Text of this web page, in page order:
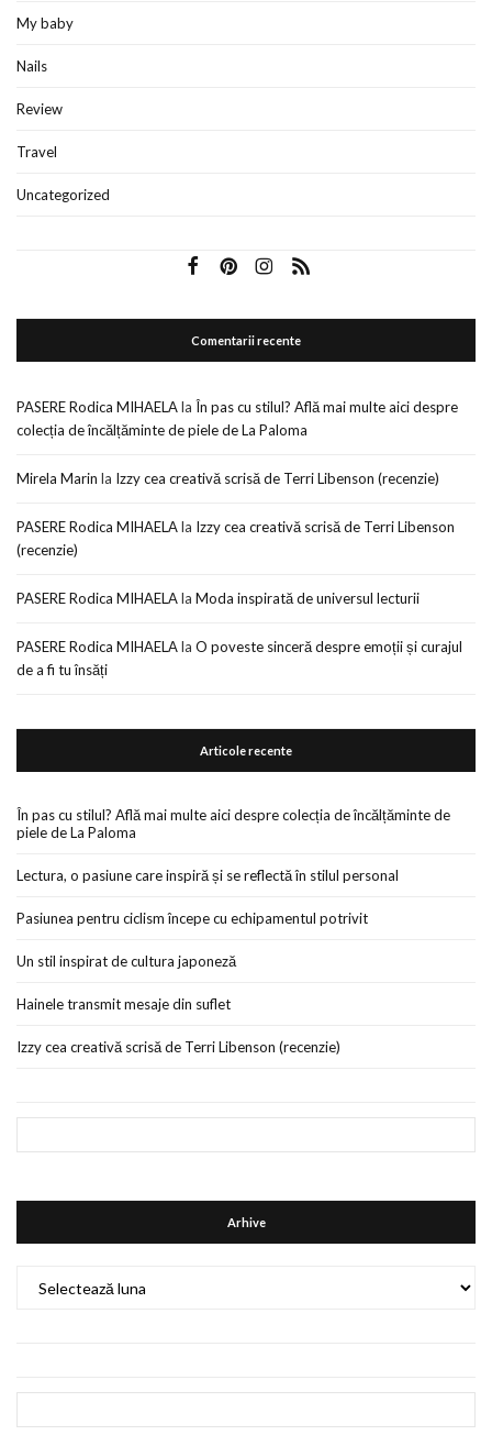
My baby
Nails
Review
Travel
Uncategorized
Comentarii recente
PASERE Rodica MIHAELAla În pas cu stilul? Află mai multe aici despre
colecția de încălțăminte de piele de La Paloma
Mirela Marin la Izzy cea creativă scrisă de Terri Libenson (recenzie)
PASERE Rodica MIHAELAla Izzy cea creativă scrisă de Terri Libenson
(recenzie)
PASERE Rodica MIHAELAla Moda inspirată de universul lecturii
PASERE Rodica MIHAELAla O poveste sinceră despre emoții și curajul
de a fi tu însăți
Articole recente
În pas cu stilul? Află mai multe aici despre colecția de încălțăminte de
piele de La Paloma
Lectura, o pasiune care inspiră și se reflectă în stilul personal
Pasiunea pentru ciclism începe cu echipamentul potrivit
Un stil inspirat de cultura japoneză
Hainele transmit mesaje din suflet
Izzy cea creativă scrisă de Terri Libenson (recenzie)
Arhive